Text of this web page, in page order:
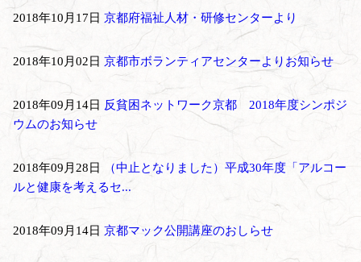
2018年10月17日 京都府福祉人材・研修センターより
2018年10月02日 京都市ボランティアセンターよりお知らせ
2018年09月14日 反貧困ネットワーク京都 2018年度シンポジ
ウムのお知らせ
2018年09月28日
（中止となりました）平成30年度「アルコー
ルと健康を考えるセ...
2018年09月14日 京都マック公開講座のおしらせ